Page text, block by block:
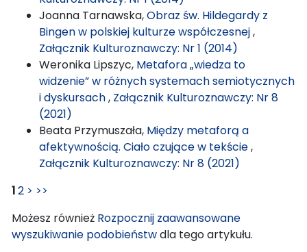
Joanna Tarnawska,Obraz św. Hildegardy z
Bingen w polskiej kulturze współczesnej,
Załącznik Kulturoznawczy: Nr 1 (2014)
Weronika Lipszyc, Metafora „wiedza to
widzenie” w różnych systemach semiotycznych
i dyskursach, Załącznik Kulturoznawczy: Nr 8
(2021)
Beata Przymuszała, Między metaforą a
afektywnością. Ciało czujące w tekście,
Załącznik Kulturoznawczy: Nr 8 (2021)
12 > >>
Możesz również Rozpocznij zaawansowane
wyszukiwanie podobieństwdla tego artykułu.